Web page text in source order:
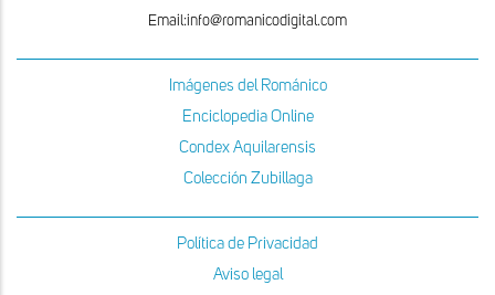
Email:info@romanicodigital.com
Imágenes del Románico
Enciclopedia Online
Condex Aquilarensis
Colección Zubillaga
Política de Privacidad
Aviso legal